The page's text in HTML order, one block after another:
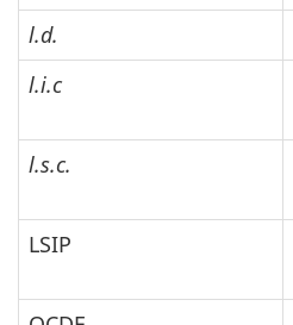
l.d.
l.i.c
l.s.c.
LSIP